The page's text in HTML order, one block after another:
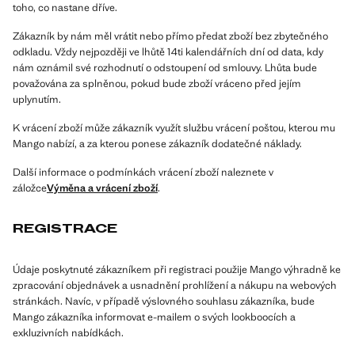
toho, co nastane dříve.
Zákazník by nám měl vrátit nebo přímo předat zboží bez zbytečného
odkladu. Vždy nejpozději ve lhůtě 14ti kalendářních dní od data, kdy
nám oznámil své rozhodnutí o odstoupení od smlouvy. Lhůta bude
považována za splněnou, pokud bude zboží vráceno před jejím
uplynutím.
K vrácení zboží může zákazník využít službu vrácení poštou, kterou mu
Mango nabízí, a za kterou ponese zákazník dodatečné náklady.
Další informace o podmínkách vrácení zboží naleznete v
záložceVýměna a vrácení zboží.
REGISTRACE
Údaje poskytnuté zákazníkem při registraci použije Mango výhradně ke
zpracování objednávek a usnadnění prohlížení a nákupu na webových
stránkách. Navíc, v případě výslovného souhlasu zákazníka, bude
Mango zákazníka informovat e-mailem o svých lookboocích a
exkluzivních nabídkách.